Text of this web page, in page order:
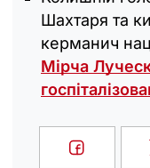
Шахтаря та
керманич
Мірча